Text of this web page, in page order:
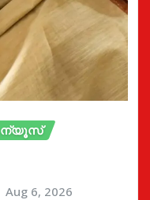
ന്യൂസ്
Aug 6, 2026